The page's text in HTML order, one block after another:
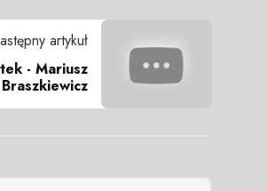
artykuł
- Mariusz
Braszkiewicz